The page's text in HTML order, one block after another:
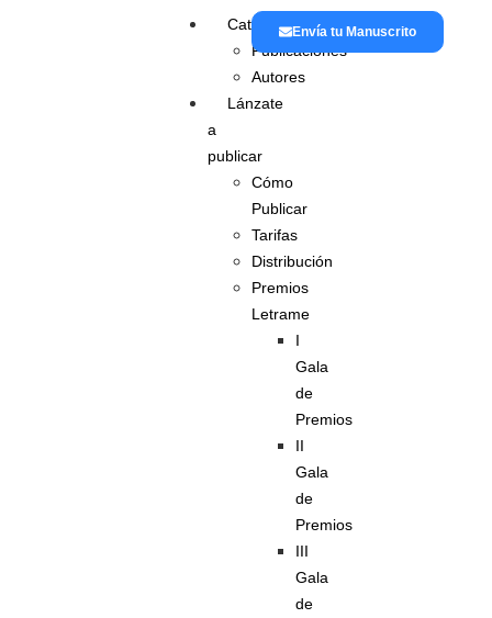
Catálogo
Publicaciones
Autores
Lánzate
a
publicar
Cómo
Publicar
Tarifas
Distribución
Premios
Letrame
I
Gala
de
Premios
II
Gala
de
Premios
III
Gala
de
Envía tu Manuscrito